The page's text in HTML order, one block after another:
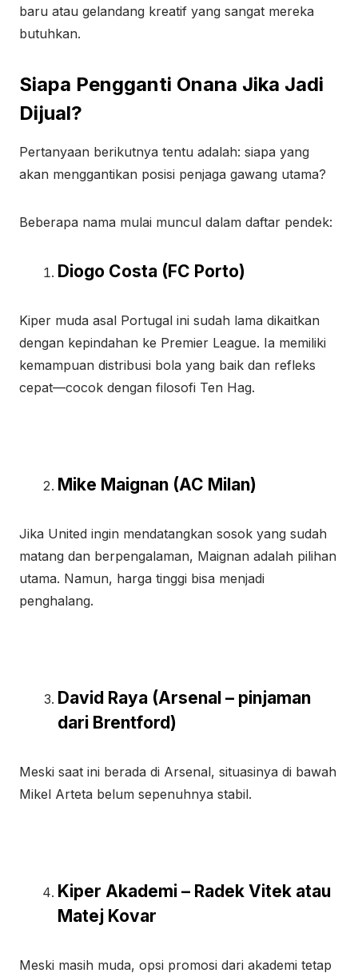
baru atau gelandang kreatif yang sangat mereka
butuhkan.
Siapa Pengganti Onana Jika Jadi
Dijual?
Pertanyaan berikutnya tentu adalah: siapa yang
akan menggantikan posisi penjaga gawang utama?
Beberapa nama mulai muncul dalam daftar pendek:
Diogo Costa (FC Porto)
Kiper muda asal Portugal ini sudah lama dikaitkan
dengan kepindahan ke Premier League. Ia memiliki
kemampuan distribusi bola yang baik dan refleks
cepat—cocok dengan filosofi Ten Hag.
Mike Maignan (AC Milan)
Jika United ingin mendatangkan sosok yang sudah
matang dan berpengalaman, Maignan adalah pilihan
utama. Namun, harga tinggi bisa menjadi
penghalang.
David Raya (Arsenal – pinjaman
dari Brentford)
Meski saat ini berada di Arsenal, situasinya di bawah
Mikel Arteta belum sepenuhnya stabil.
Kiper Akademi – Radek Vitek atau
Matej Kovar
Meski masih muda, opsi promosi dari akademi tetap